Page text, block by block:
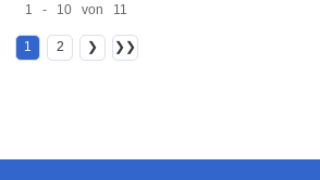
1 - 10 von 11
1 2 ❯ ❯❯